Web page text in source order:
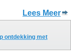
Lees Meer
ontdekking met